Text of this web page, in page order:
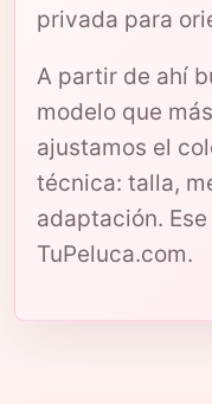
privada para
A partir de ahí
modelo que
ajustamos el
técnica: talla,
adaptación.
TuPeluca.com.